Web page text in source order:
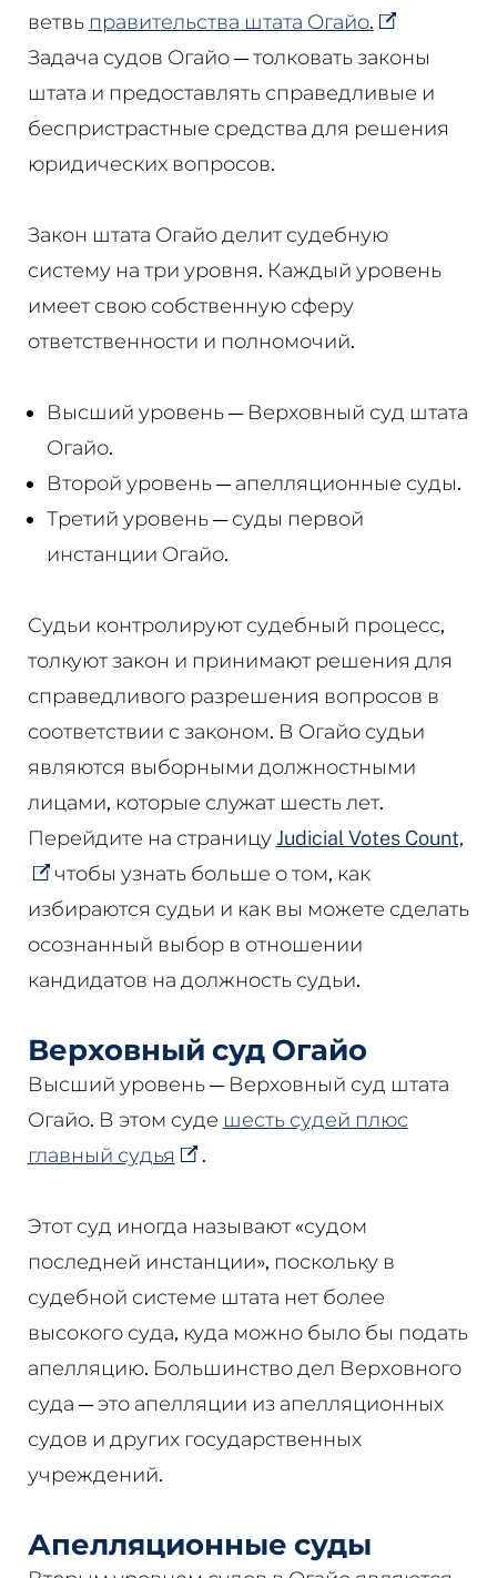
ветвь правительства штата Огайо.
Задача судов Огайо — толковать законы
штата и предоставлять справедливые и
беспристрастные средства для решения
юридических вопросов.
Закон штата Огайо делит судебную
систему на три уровня. Каждый уровень
имеет свою собственную сферу
ответственности и полномочий.
Высший уровень — Верховный суд штата
Огайо.
Второй уровень — апелляционные суды.
Третий уровень — суды первой
инстанции Огайо.
Судьи контролируют судебный процесс,
толкуют закон и принимают решения для
справедливого разрешения вопросов в
соответствии с законом. В Огайо судьи
являются выборными должностными
лицами, которые служат шесть лет.
Перейдите на страницу Judicial Votes Count,
чтобы узнать больше о том, как
избираются судьи и как вы можете сделать
осознанный выбор в отношении
кандидатов на должность судьи.
Верховный суд Огайо
Высший уровень — Верховный суд штата
Огайо. В этом суде шесть судей плюс
главный судья
.
Этот суд иногда называют «судом
последней инстанции», поскольку в
судебной системе штата нет более
высокого суда, куда можно было бы подать
апелляцию. Большинство дел Верховного
суда — это апелляции из апелляционных
судов и других государственных
учреждений.
Апелляционные суды